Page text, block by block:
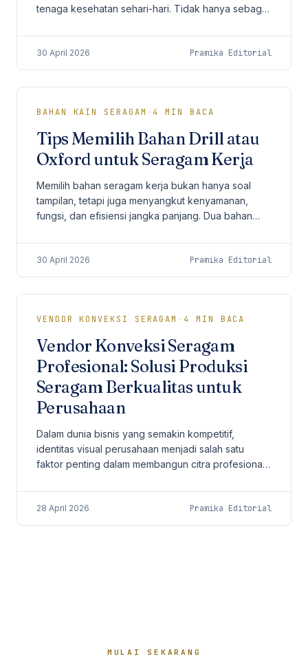
tenaga kesehatan sehari-hari. Tidak hanya sebagai
memberikan...
30 April 2026 Pramika Editorial
BAHAN KAIN SERAGAM ·4 MIN BACA
Tips Memilih Bahan Drill atau
Oxford untuk Seragam Kerja
Memilih bahan seragam kerja bukan hanya soal
tampilan, tetapi juga menyangkut kenyamanan,
fungsi, dan efisiensi jangka panjang. Dua bahan
perusahaan adalah...
30 April 2026 Pramika Editorial
VENDOR KONVEKSI SERAGAM ·4 MIN BACA
Vendor Konveksi Seragam
Profesional: Solusi Produksi
Seragam Berkualitas untuk
Perusahaan
Dalam dunia bisnis yang semakin kompetitif,
identitas visual perusahaan menjadi salah satu
faktor penting dalam membangun citra profesional.
sederhana...
28 April 2026 Pramika Editorial
MULAI SEKARANG